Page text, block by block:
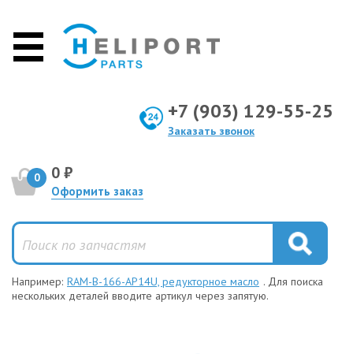
+7 (903) 129-55-25
Заказать звонок
0 0 ₽
Оформить заказ
Например: RAM-B-166-AP14U, редукторное масло . Для поиска
нескольких деталей вводите артикул через запятую.